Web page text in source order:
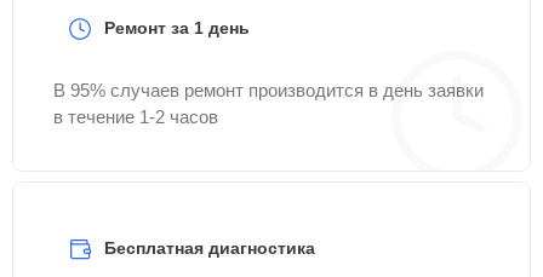
Ремонт за 1 день
В 95% случаев ремонт производится в день заявки
в течение 1-2 часов
Бесплатная диагностика